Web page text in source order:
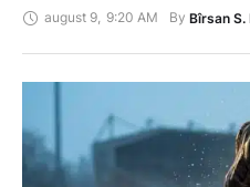
august 9, 9:20 AM By Bîrsan S.